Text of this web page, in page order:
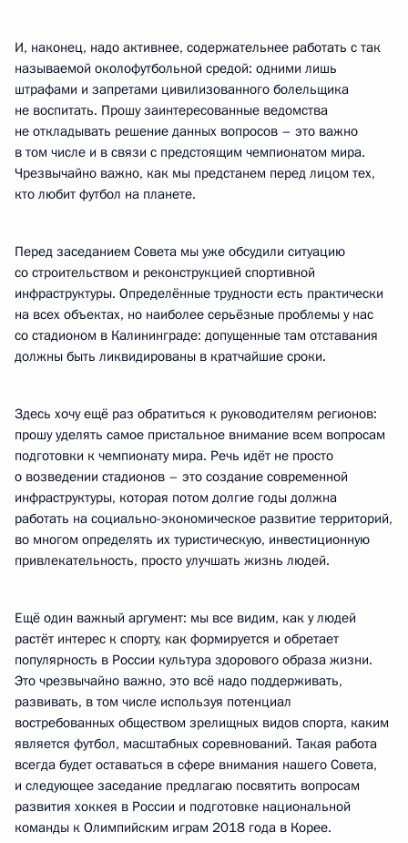
И, наконец, надо активнее, содержательнее работать с так
называемой околофутбольной средой: одними лишь
штрафами и запретами цивилизованного болельщика
не воспитать. Прошу заинтересованные ведомства
не откладывать решение данных вопросов – это важно
в том числе и в связи с предстоящим чемпионатом мира.
Чрезвычайно важно, как мы предстанем перед лицом тех,
кто любит футбол на планете.
Перед заседанием Совета мы уже обсудили ситуацию
со строительством и реконструкцией спортивной
инфраструктуры. Определённые трудности есть практически
на всех объектах, но наиболее серьёзные проблемы у нас
со стадионом в Калининграде: допущенные там отставания
должны быть ликвидированы в кратчайшие сроки.
Здесь хочу ещё раз обратиться к руководителям регионов:
прошу уделять самое пристальное внимание всем вопросам
подготовки к чемпионату мира. Речь идёт не просто
о возведении стадионов – это создание современной
инфраструктуры, которая потом долгие годы должна
работать на социально-экономическое развитие территорий,
во многом определять их туристическую, инвестиционную
привлекательность, просто улучшать жизнь людей.
Ещё один важный аргумент: мы все видим, как у людей
растёт интерес к спорту, как формируется и обретает
популярность в России культура здорового образа жизни.
Это чрезвычайно важно, это всё надо поддерживать,
развивать, в том числе используя потенциал
востребованных обществом зрелищных видов спорта, каким
является футбол, масштабных соревнований. Такая работа
всегда будет оставаться в сфере внимания нашего Совета,
и следующее заседание предлагаю посвятить вопросам
развития хоккея в России и подготовке национальной
команды к Олимпийским играм 2018 года в Корее.